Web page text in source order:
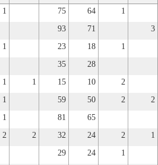
1 75 64
1
93 71
3
1 23 18
1
35
28
1 1 15 10
2
1 59 50 2
2
1 81
65
2 2 32 24 2
1
29 24 1